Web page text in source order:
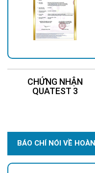
CHỨNG NHẬN
QUATEST 3
BÁO CHÍ NÓI VỀ